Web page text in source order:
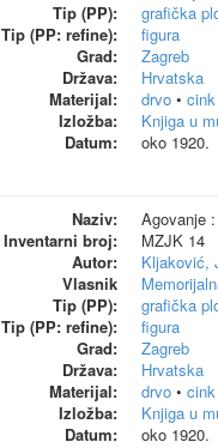
Tip (PP):
grafička
Tip (PP: refine):
figura
Grad:
Zagreb
Država:
Hrvatska
Materijal:
drvo• cink
Izložba:
Knjiga u
Datum:
oko 1920.
Naziv:
Agovanje
Inventarni broj:
MZJK 14
Autor:
Kljaković,
Vlasnik
Tip (PP):
grafička
Tip (PP: refine):
figura
Grad:
Zagreb
Država:
Hrvatska
Materijal:
drvo• cink
Izložba:
Knjiga u
Datum:
oko 1920.